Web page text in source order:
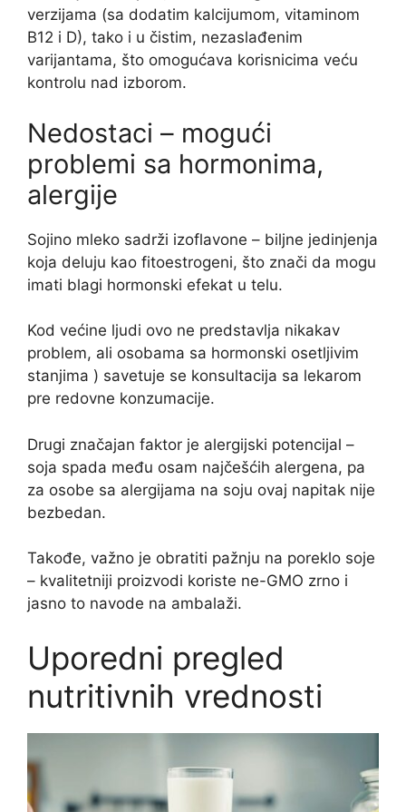
verzijama (sa dodatim kalcijumom, vitaminom
B12 i D), tako i u čistim, nezaslađenim
varijantama, što omogućava korisnicima veću
kontrolu nad izborom.
Nedostaci – mogući
problemi sa hormonima,
alergije
Sojino mleko sadrži izoflavone – biljne jedinjenja
koja deluju kao fitoestrogeni, što znači da mogu
imati blagi hormonski efekat u telu.
Kod većine ljudi ovo ne predstavlja nikakav
problem, ali osobama sa hormonski osetljivim
stanjima ) savetuje se konsultacija sa lekarom
pre redovne konzumacije.
Drugi značajan faktor je alergijski potencijal –
soja spada među osam najčešćih alergena, pa
za osobe sa alergijama na soju ovaj napitak nije
bezbedan.
Takođe, važno je obratiti pažnju na poreklo soje
– kvalitetniji proizvodi koriste ne-GMO zrno i
jasno to navode na ambalaži.
Uporedni pregled
nutritivnih vrednosti